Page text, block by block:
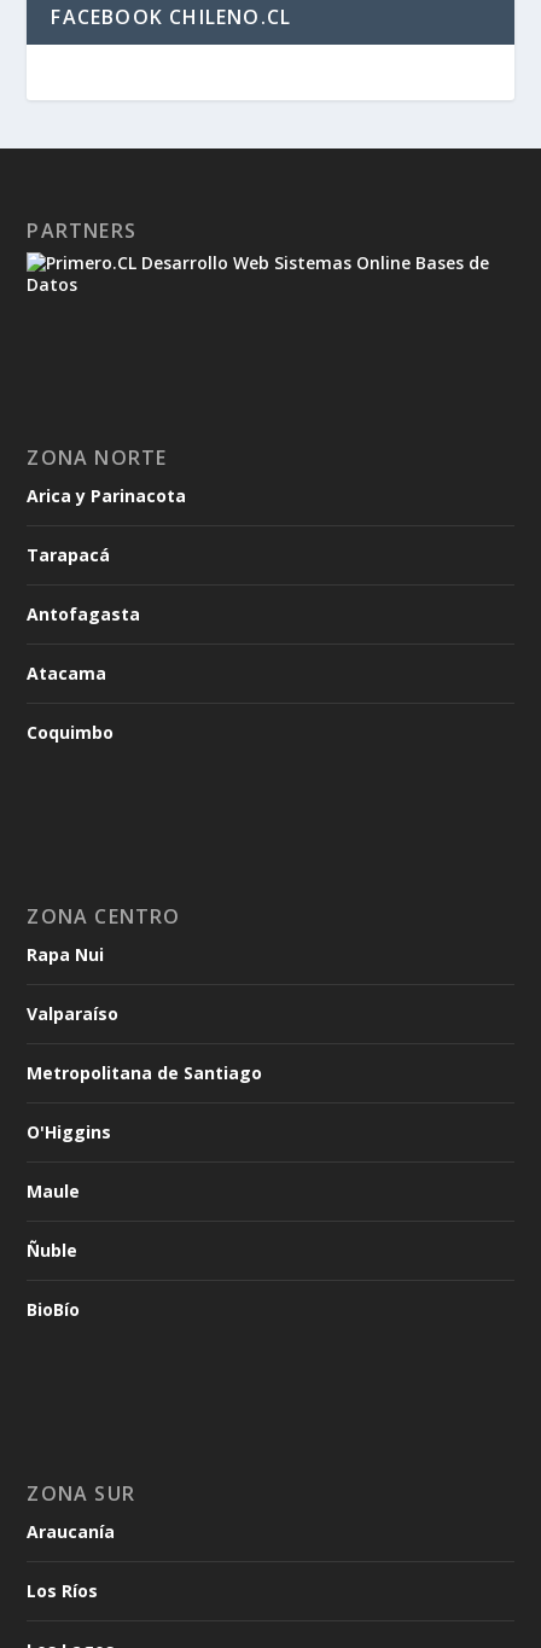
FACEBOOK CHILENO.CL
PARTNERS
ZONA NORTE
Arica y Parinacota
Tarapacá
Antofagasta
Atacama
Coquimbo
ZONA CENTRO
Rapa Nui
Valparaíso
Metropolitana de Santiago
O'Higgins
Maule
Ñuble
BioBío
ZONA SUR
Araucanía
Los Ríos